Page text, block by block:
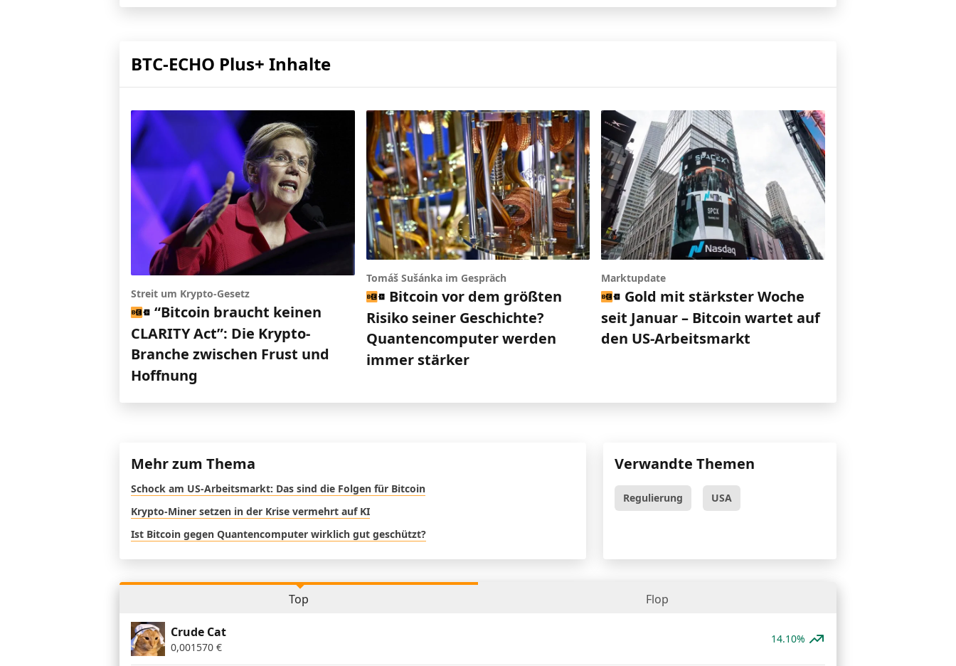
BTC-ECHO Plus+ Inhalte
Streit um Krypto-Gesetz
“Bitcoin braucht keinen
CLARITY Act”: Die Krypto-
Branche zwischen Frust und
Hoffnung
Tomáš Sušánka im Gespräch
Bitcoin vor dem größten
Risiko seiner Geschichte?
Quantencomputer werden
immer stärker
Marktupdate
Gold mit stärkster Woche
seit Januar – Bitcoin wartet auf
den US-Arbeitsmarkt
Mehr zum Thema
Schock am US-Arbeitsmarkt: Das sind die Folgen für Bitcoin
Krypto-Miner setzen in der Krise vermehrt auf KI
Ist Bitcoin gegen Quantencomputer wirklich gut geschützt?
Verwandte Themen
Regulierung USA
Top Flop
Crude Cat
0,001570 €
14.10%